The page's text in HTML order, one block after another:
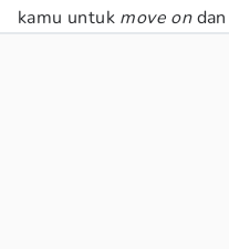
kamu untuk move ondan